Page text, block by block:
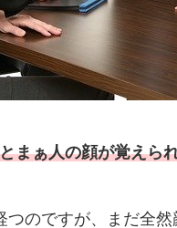
まぁ人の顔が覚えら
つのですが、まだ全